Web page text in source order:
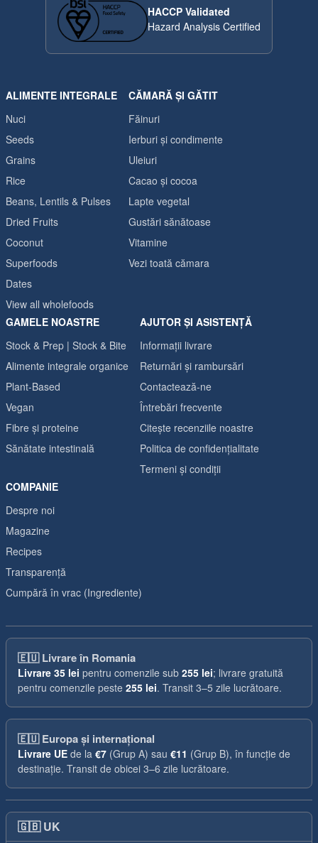
HACCP Validated
Hazard Analysis Certified
ALIMENTE INTEGRALE
Nuci
Seeds
Grains
Rice
Beans, Lentils & Pulses
Dried Fruits
Coconut
Superfoods
Dates
View all wholefoods
CĂMARĂ ȘI GĂTIT
Făinuri
Ierburi și condimente
Uleiuri
Cacao și cocoa
Lapte vegetal
Gustări sănătoase
Vitamine
Vezi toată cămara
GAMELE NOASTRE
Stock & Prep | Stock & Bite
Alimente integrale organice
Plant-Based
Vegan
Fibre și proteine
Sănătate intestinală
AJUTOR ȘI ASISTENȚĂ
Informații livrare
Returnări și rambursări
Contactează-ne
Întrebări frecvente
Citește recenziile noastre
Politica de confidențialitate
Termeni și condiții
COMPANIE
Despre noi
Magazine
Recipes
Transparență
Cumpără în vrac (Ingrediente)
🇪🇺Livrare în Romania
Livrare 35 lei pentru comenzile sub 255 lei; livrare gratuită
pentru comenzile peste 255 lei. Transit 3–5 zile lucrătoare.
🇪🇺Europa și internațional
Livrare UE de la €7 (Grup A) sau €11 (Grup B), în funcție de
destinație. Transit de obicei 3–6 zile lucrătoare.
🇬🇧 UK